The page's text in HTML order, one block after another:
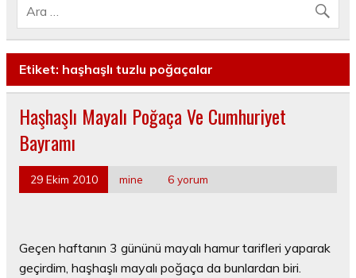
Etiket: haşhaşlı tuzlu poğaçalar
Haşhaşlı Mayalı Poğaça Ve Cumhuriyet
Bayramı
29 Ekim 2010 mine 6 yorum
Geçen haftanın 3 gününü mayalı hamur tarifleri yaparak
geçirdim, haşhaşlı mayalı poğaça da bunlardan biri.